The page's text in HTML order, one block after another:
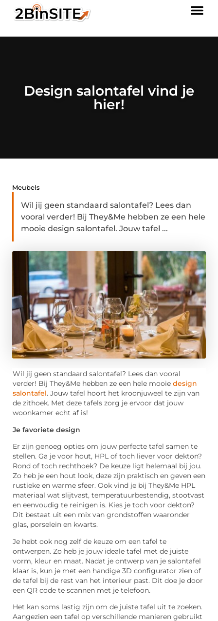
Design salontafel vind je
hier!
Meubels
Wil jij geen standaard salontafel? Lees dan
vooral verder! Bij They&Me hebben ze een hele
mooie design salontafel. Jouw tafel ...
Wil jij geen standaard salontafel? Lees dan vooral
verder! Bij They&Me hebben ze een hele mooie design
salontafel. Jouw tafel hoort het kroonjuweel te zijn van
de zithoek. Met deze tafels zorg je ervoor dat jouw
woonkamer echt af is!
Je favoriete design
Er zijn genoeg opties om jouw perfecte tafel samen te
stellen. Ga je voor hout, HPL of toch liever voor dekton?
Rond of toch rechthoek? De keuze ligt helemaal bij jou.
Zo heb je een hout look, deze zijn praktisch en geven een
rustieke en warme sfeer. Ook vind je bij They&Me HPL
materiaal wat slijtvast, temperatuurbestendig, stootvast
en eenvoudig te reinigen is. Kies je toch voor dekton?
Dit bestaat uit een mix van grondstoffen waaronder
glas, porselein en kwarts.
Je hebt ook nog zelf de keuze om een tafel te
ontwerpen. Zo heb je jouw ideale tafel met de juiste
vorm, kleur en maat. Nadat je ontwerp van je salontafel
klaar is, kun je met een handige 3D configurator zien of
de tafel bij de rest van het interieur past. Dit doe je door
een QR code te scannen met je telefoon.
Het kan soms lastig zijn om de juiste tafel uit te zoeken.
Aangezien een tafel op verschillende manieren gebruikt